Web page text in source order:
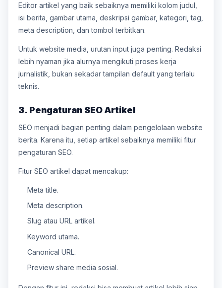
Editor artikel yang baik sebaiknya memiliki kolom judul,
isi berita, gambar utama, deskripsi gambar, kategori, tag,
meta description, dan tombol terbitkan.
Untuk website media, urutan input juga penting. Redaksi
lebih nyaman jika alurnya mengikuti proses kerja
jurnalistik, bukan sekadar tampilan default yang terlalu
teknis.
3. Pengaturan SEO Artikel
SEO menjadi bagian penting dalam pengelolaan website
berita. Karena itu, setiap artikel sebaiknya memiliki fitur
pengaturan SEO.
Fitur SEO artikel dapat mencakup:
Meta title.
Meta description.
Slug atau URL artikel.
Keyword utama.
Canonical URL.
Preview share media sosial.